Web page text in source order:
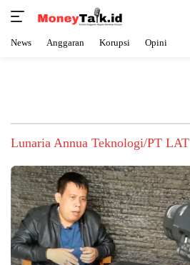
News Anggaran Korupsi Opini
Lunaria Annua Teknologi/PT LAT